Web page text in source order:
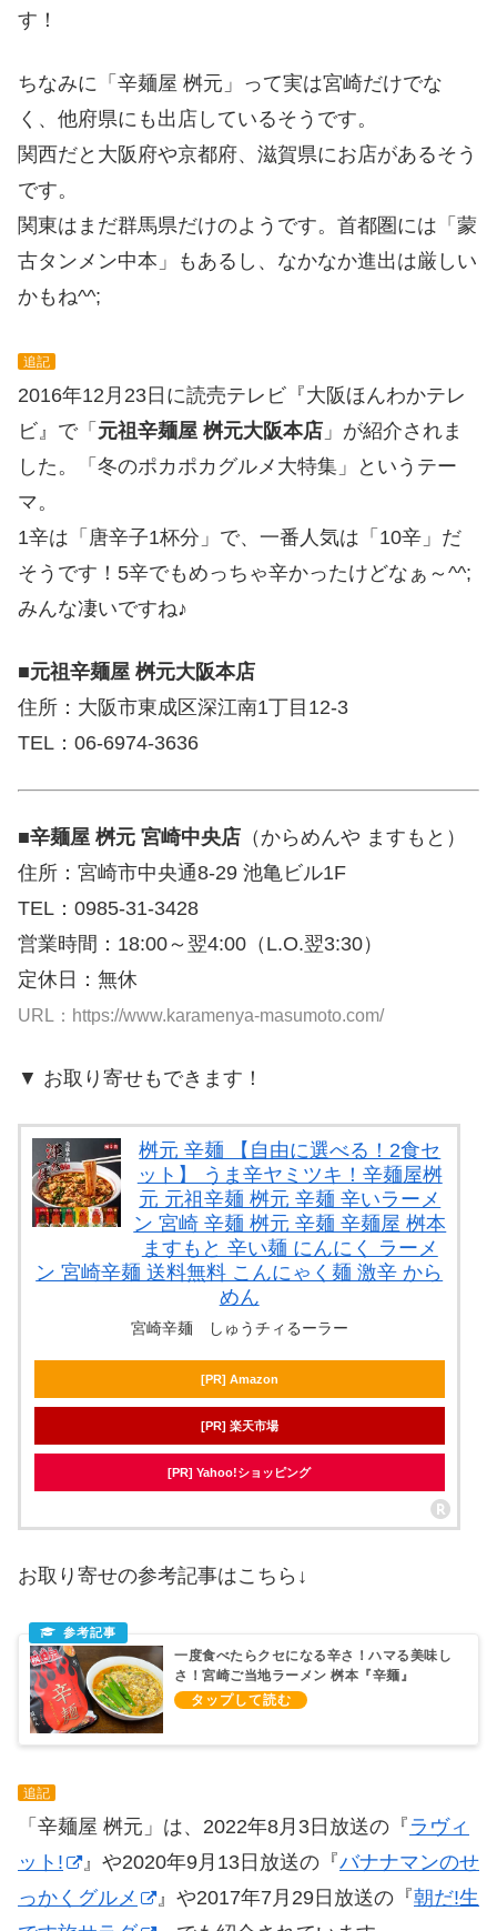
す！
ちなみに「辛麺屋 桝元」って実は宮崎だけでな
く、他府県にも出店しているそうです。
関西だと大阪府や京都府、滋賀県にお店があるそう
です。
関東はまだ群馬県だけのようです。首都圏には「蒙
古タンメン中本」もあるし、なかなか進出は厳しい
かもね^^;
追記
2016年12月23日に読売テレビ『大阪ほんわかテレ
ビ』で「 元祖辛麺屋 桝元大阪本店 」が紹介されま
した。「冬のポカポカグルメ大特集」というテー
マ。
1辛は「唐辛子1杯分」で、一番人気は「10辛」だ
そうです！5辛でもめっちゃ辛かったけどなぁ～^^;
みんな凄いですね♪
■元祖辛麺屋 桝元大阪本店
住所：大阪市東成区深江南1丁目12-3
TEL：06-6974-3636
■辛麺屋 桝元 宮崎中央店 （からめんや ますもと）
住所：宮崎市中央通8-29 池亀ビル1F
TEL：0985-31-3428
営業時間：18:00～翌4:00（L.O.翌3:30）
定休日：無休
URL：https://www.karamenya-masumoto.com/
▼ お取り寄せもできます！
桝元 辛麺 【自由に選べる！2食セ
ット】 うま辛ヤミツキ！辛麺屋桝
元 元祖辛麺 桝元 辛麺 辛いラーメ
ン 宮崎 辛麺 桝元 辛麺 辛麺屋 桝本
ますもと 辛い麺 にんにく ラーメ
ン 宮崎辛麺 送料無料 こんにゃく麺 激辛 から
めん
宮崎辛麺 しゅうチィるーラー
[PR] Amazon
[PR] 楽天市場
[PR] Yahoo!ショッピング
お取り寄せの参考記事はこちら↓
一度食べたらクセになる辛さ！ハマる美味し
さ！宮崎ご当地ラーメン 桝本『辛麺』
追記
「辛麺屋 桝元」は、2022年8月3日放送の『 ラヴィ
ット!
』や2020年9月13日放送の『バナナマンのせ
っかくグルメ
』や2017年7月29日放送の『朝だ!生